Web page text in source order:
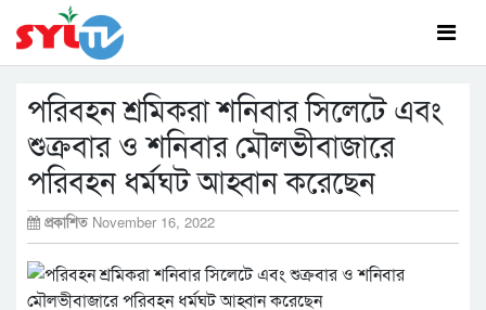
পরিবহন শ্রমিকরা শনিবার সিলেটে এবং
শুক্রবার ও শনিবার মৌলভীবাজারে
পরিবহন ধর্মঘট আহ্বান করেছেন
প্রকাশিত November 16, 2022